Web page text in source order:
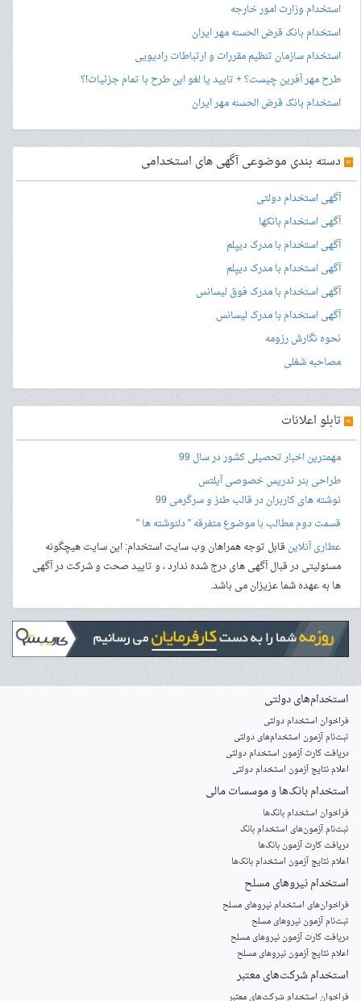
استخدام وزارت امور خارجه
استخدام بانک قرض الحسنه مهر ایران
استخدام سازمان تنظیم مقررات و ارتباطات رادیویی
طرح مهر آفرین چیست؟ + تایید یا لغو این طرح با تمام جزئیات!؟
استخدام بانک قرض الحسنه مهر ایران
» دسته بندی موضوعی آگهی های استخدامی
آگهی استخدام دولتی
آگهی استخدام بانکها
آگهی استخدام با مدرک دیپلم
آگهی استخدام با مدرک دیپلم
آگهی استخدام با مدرک فوق لیسانس
آگهی استخدام با مدرک لیسانس
نحوه نگارش رزومه
مصاحبه شغلی
» تابلو اعلانات
مهمترین اخبار تحصیلی کشور در سال 99
طراحی بنرتدریس خصوصی آیلتس
نوشته های کاربران در قالب طنز و سرگرمی 99
قسمت دوم مطالب با موضوع متفرقه " دلنوشته ها "
عطاری آنلاینقابل توجه همراهان وب سایت استخدام: این سایت هیچگونه
مسئولیتی در قبال آگهی های درج شده ندارد ، و تایید صحت و شرکت در آگهی
ها به عهده شما عزیزان می باشد.
استخدام‌های دولتی
فراخوان استخدام دولتی
ثبت‌نام آزمون‌ استخدام‌های دولتی
دریافت کارت آزمون استخدام دولتی
اعلام نتایج آزمون استخدام دولتی
استخدام‌ بانک‌ها و موسسات مالی
فراخوان استخدام بانک‌ها
‌ثبت‌نام آزمون‌های استخدام بانک
دریافت کارت آزمون بانک‌ها
اعلام نتایج آزمون استخدام بانک‌ها
استخدام‌ نیروهای مسلح
‌فراخوان‌های استخدام‌ نیروهای مسلح
ثبت‌نام آزمون نیروهای مسلح
دریافت کارت آزمون نیروهای مسلح
اعلام نتایج آزمون نیروهای مسلح
استخدام‌ شرکت‌های معتبر
فراخوان استخدام شرکت‌های معتبر